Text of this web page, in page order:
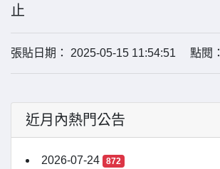
止
張貼日期： 2025-05-15 11:54:51 點閱：
近月內熱門公告
2026-07-24 872